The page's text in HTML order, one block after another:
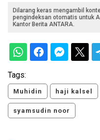
Dilarang keras mengambil
pengindeksan otomatis untuk
Kantor Berita ANTARA.
Tags:
Muhidin haji kalsel
syamsudin noor